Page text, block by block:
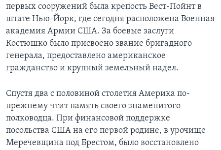
первых сооружений была крепость Вест-Пойнт в
штате Нью-Йорк, где сегодня расположена Военная
академия Армии США. За боевые заслуги
Костюшко было присвоено звание бригадного
генерала, предоставлено американское
гражданство и крупный земельный надел.
Спустя два с половиной столетия Америка по-
прежнему чтит память своего знаменитого
полководца. При финансовой поддержке
посольства США на его первой родине, в урочище
Меречевщина под Брестом, было восстановлено